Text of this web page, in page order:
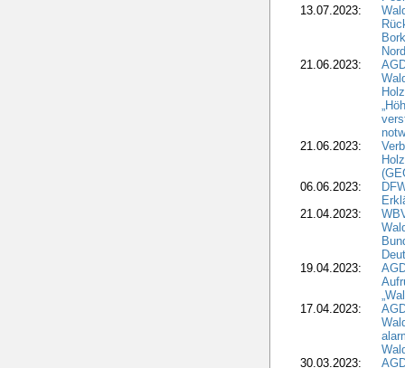
13.07.2023:
21.06.2023:
21.06.2023:
06.06.2023:
21.04.2023:
19.04.2023:
17.04.2023:
30.03.2023: